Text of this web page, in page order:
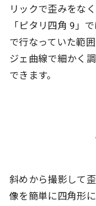
リックで歪みをなく
「ピタリ四角 9」
で行なっていた範
ジェ曲線で細かく
できます。
斜めから撮影して
像を簡単に四角形に